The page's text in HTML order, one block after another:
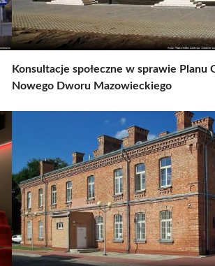
Konsultacje społeczne w sprawie Planu
Nowego Dworu Mazowieckiego